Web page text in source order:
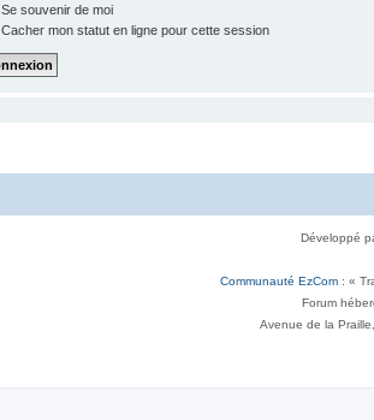
Se souvenir de moi
Cacher mon statut en ligne pour cette session
Développé
Communauté EzCom : «
Forum
Avenue de la